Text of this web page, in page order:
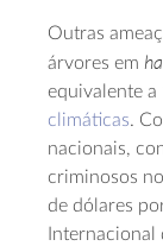
Outras
árvores em
equivalente a
climáticas.
nacionais,
criminosos
de dólares